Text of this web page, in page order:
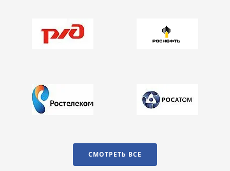
СМОТРЕТЬ ВСЕ